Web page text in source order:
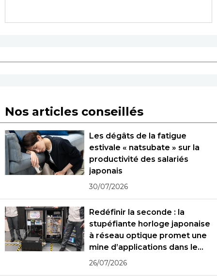
Nos articles conseillés
Les dégâts de la fatigue
estivale « natsubate » sur la
productivité des salariés
japonais
30/07/2026
Redéfinir la seconde : la
stupéfiante horloge japonaise
à réseau optique promet une
mine d’applications dans le
monde réel
26/07/2026